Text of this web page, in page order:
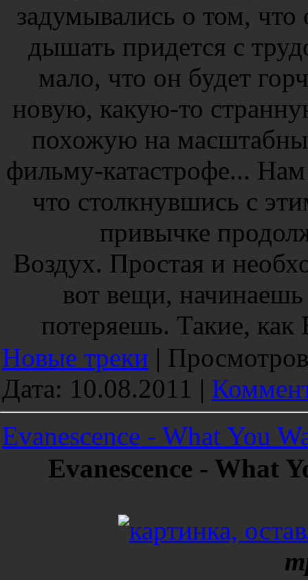
задумывались о том,
дышать придется с
мало, что он будет
новую, какую-то
похожую на
фильму-катастрофе...
что столкнувшись с
привычке
Воздух. Простая и
вот вещи, начинаешь
потеряешь. Такие, как
Новые треки |
Дата: 10.08.2011 |
Evanescence - What You
Evanescence - What